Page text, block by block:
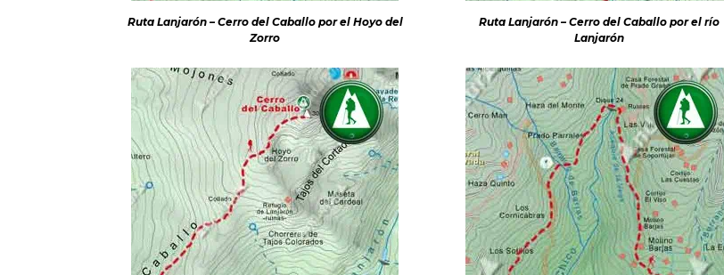
Ruta Lanjarón – Cerro del Caballo por el Hoyo del
Zorro
Ruta Lanjarón – Cerro del Caballo por el río
Lanjarón